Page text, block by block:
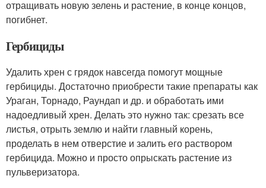
отращивать новую зелень и растение, в конце концов,
погибнет.
Гербициды
Удалить хрен с грядок навсегда помогут мощные
гербициды. Достаточно приобрести такие препараты как
Ураган, Торнадо, Раундап и др. и обработать ими
надоедливый хрен. Делать это нужно так: срезать все
листья, отрыть землю и найти главный корень,
проделать в нем отверстие и залить его раствором
гербицида. Можно и просто опрыскать растение из
пульверизатора.